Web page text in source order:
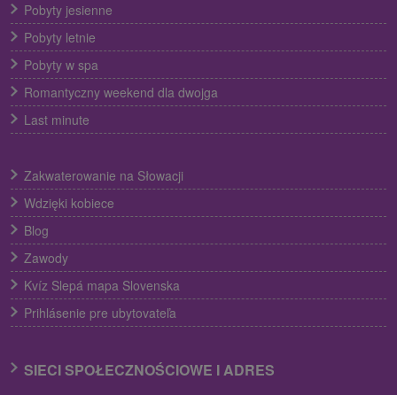
Pobyty jesienne
Pobyty letnie
Pobyty w spa
Romantyczny weekend dla dwojga
Last minute
Zakwaterowanie na Słowacji
Wdzięki kobiece
Blog
Zawody
Kvíz Slepá mapa Slovenska
Prihlásenie pre ubytovateľa
SIECI SPOŁECZNOŚCIOWE I ADRES